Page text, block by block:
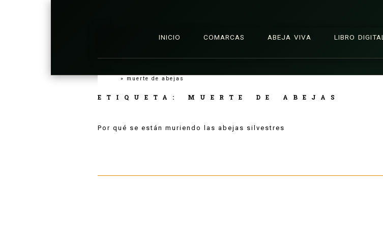
INICIO COMARCAS ABEJA VIVA LIBRO DIGITAL
» muerte de abejas
ETIQUETA: MUERTE DE ABEJAS
Por qué se están muriendo las abejas silvestres